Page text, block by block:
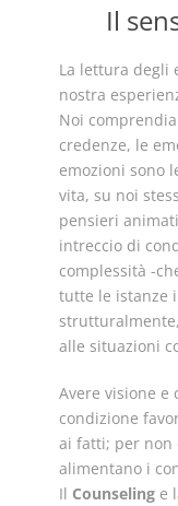
Il
La lettura degli
nostra
Noi
credenze, le
emozioni sono
vita, su noi
pensieri
intreccio di
complessità -
tutte le istanze
alle situazioni
Avere visione e
condizione
ai fatti; per non
alimentano i
Il Counseling e